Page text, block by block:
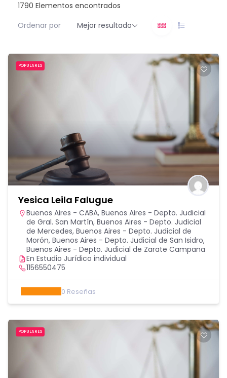
1790 Elementos encontrados
Ordenar por
Mejor resultado
POPULARES
Yesica Leila Falugue
Buenos Aires - CABA, Buenos Aires - Depto. Judicial
de Gral. San Martín, Buenos Aires - Depto. Judicial
de Mercedes, Buenos Aires - Depto. Judicial de
Morón, Buenos Aires - Depto. Judicial de San Isidro,
Buenos Aires - Depto. Judicial de Zarate Campana
En Estudio Jurídico individual
1156550475
0 Reseñas
POPULARES